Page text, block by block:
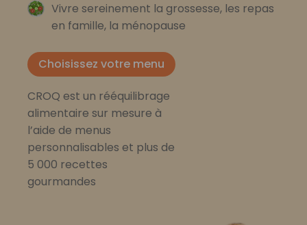
Vivre sereinement la grossesse, les repas
en famille, la ménopause
Choisissez votre menu
CROQ est un rééquilibrage
alimentaire sur mesure à
l’aide de menus
personnalisables et plus de
5 000 recettes
gourmandes